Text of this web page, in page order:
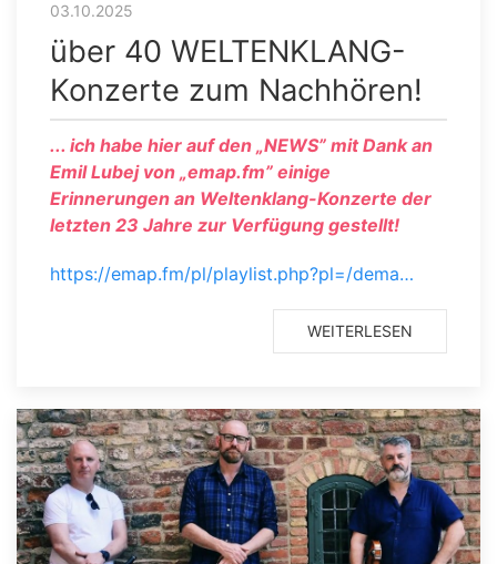
03.10.2025
über 40 WELTENKLANG-
Konzerte zum Nachhören!
... ich habe hier auf den „NEWS” mit Dank an
Emil Lubej von „emap.fm” einige
Erinnerungen an Weltenklang-Konzerte der
letzten 23 Jahre zur Verfügung gestellt!
https://emap.fm/pl/playlist.php?pl=/dema…
WEITERLESEN